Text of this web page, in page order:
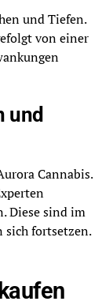
und Tiefen.
von einer
und
Cannabis.
Diese sind im
sich fortsetzen.